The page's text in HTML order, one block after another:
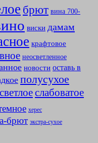
брют вина 700-
виски дамам
крафтовое
неосветленное
новости оставь в
полусухое
светлоеслабоватое
херес
брют экстра-сухое